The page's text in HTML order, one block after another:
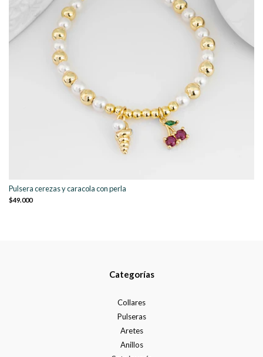
Pulsera cerezas y caracola con perla
$49.000
Categorías
Collares
Pulseras
Aretes
Anillos